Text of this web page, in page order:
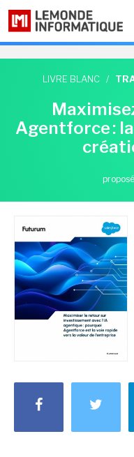
LIVRE BLANC /
Agentforce :